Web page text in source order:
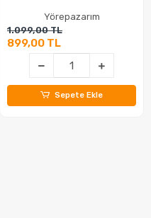
Yörepazarım
1.099,00 TL
899,00 TL
Sepete Ekle